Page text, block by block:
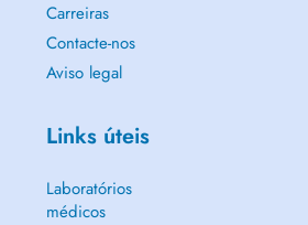
Carreiras
Contacte-nos
Aviso legal
Links úteis
Laboratórios
médicos